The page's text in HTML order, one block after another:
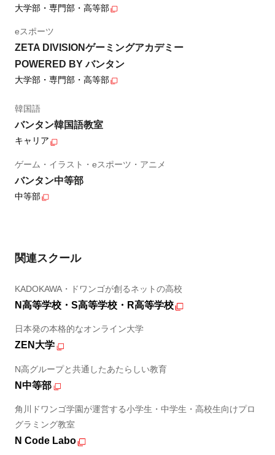
大学部・専門部・高等部
eスポーツ
ZETA DIVISIONゲーミングアカデミー
POWERED BY バンタン
大学部・専門部・高等部
韓国語
バンタン韓国語教室
キャリア
ゲーム・イラスト・eスポーツ・アニメ
バンタン中等部
中等部
関連スクール
KADOKAWA・ドワンゴが創るネットの高校
N高等学校・S高等学校・R高等学校
日本発の本格的なオンライン大学
ZEN大学
N高グループと共通したあたらしい教育
N中等部
角川ドワンゴ学園が運営する小学生・中学生・高校生向けプロ
グラミング教室
N Code Labo